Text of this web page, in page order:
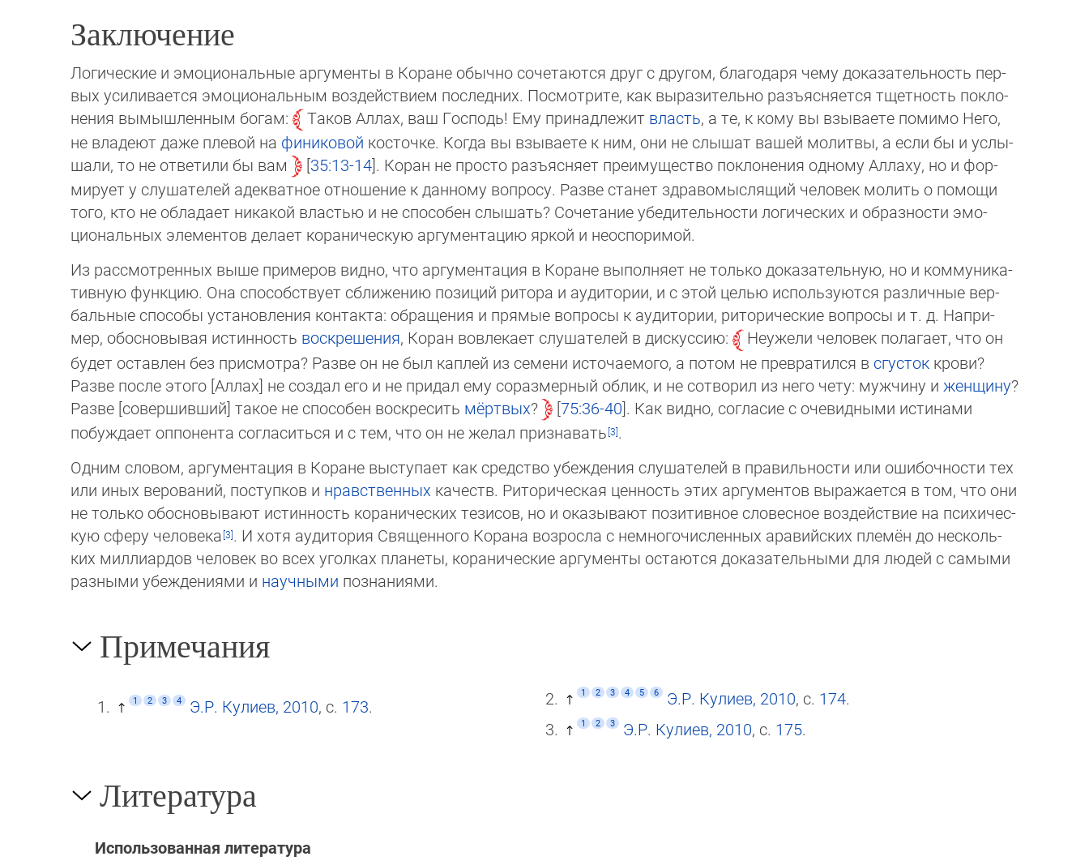
Заключение
Логические и эмоциональные аргументы в Коране обычно сочетаются друг с другом, благодаря чему доказательность пер­
вых уси­ли­ва­ет­ся эмоциональным воздействием последних. Посмотрите, как выразительно разъясняется тщетность по­кло­
не­ния вы­мыш­лен­ным бо­гам:
Таков Аллах, ваш Господь! Ему принадлежит власть, а те, к кому вы взываете помимо Него,
не владеют даже плевой на финиковой косточке. Когда вы взываете к ним, они не слышат вашей молитвы, а если бы и ус­лы­
шали, то не ответили бы вам
35:13-14 . Коран не просто разъясняет преимущество поклонения одному Аллаху, но и фор­
ми­рует у слушателей адекватное отношение к дан­но­му вопросу. Разве станет здравомыслящий человек молить о по­мо­щи
того, кто не обладает никакой властью и не способен слышать? Сочетание убедительности логических и образ­ности эмо­
циональных элементов делает кораническую аргументацию яркой и неоспоримой.
Из рассмотренных выше примеров видно, что аргументация в Коране выполняет не только доказательную, но и коммуни­ка­
тив­ную функцию. Она способствует сближению позиций ритора и аудитории, и с этой целью используются различные вер­
баль­ные способы ус­та­нов­ле­ния контакта: обращения и прямые вопросы к аудитории, риторические вопросы и т. д. Нап­ри­
мер, обосновывая истинность во­с­кре­ше­ния, Коран вовлекает слушателей в дискуссию:
Неужели человек полагает, что он
будет оставлен без присмотра? Разве он не был каплей из семени источаемого, а потом не превратился в сгусток крови?
Разве после этого [Аллах] не создал его и не придал ему соразмерный облик, и не сотворил из него чету: мужчину и жен­щи­ну?
Разве [совершивший] такое не способен воскресить мёртвых? 75:36-40 . Как видно, согласие с очевидными ис­ти­на­ми
побуждает оппонента согласиться и с тем, что он не желал при­зна­вать
.
Одним словом, аргументация в Коране выступает как средство убеждения слушателей в правильности или ошибочности тех
или иных верований, поступков и нравственных качеств. Риторическая ценность этих аргументов выражается в том, что они
не только обо­сно­вы­ва­ют истинность коранических тезисов, но и оказывают позитивное словесное воздействие на пси­хи­чес­
кую сферу человека
. И хотя ауди­то­рия Священного Корана возросла с немногочисленных аравийских племён до нес­коль­
ких миллиардов человек во всех уголках планеты, коранические аргументы остаются доказательными для людей с са­мы­ми
разными убеждениями и научными познаниями.
Примечания
1 2 3 4 Э.Р. Кулиев, 2010, с. 173.
1 2 3 4 5 6 Э.Р. Кулиев, 2010, с. 174.
1 2 3 Э.Р. Кулиев, 2010, с. 175.
Литература
Использованная литература